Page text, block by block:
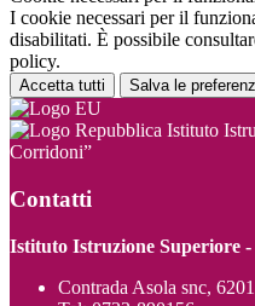
I cookie necessari per il
disabilitati. È possibile
policy.
Accetta tutti Salva le
Istituto
Corridoni”
Contatti
Istituto Istruzione Superiore
Contrada Asola snc,